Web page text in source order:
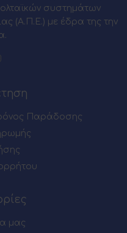
συστημάτων
(Α.Π.Ε.) με έδρα της την
Παράδοσης
μας